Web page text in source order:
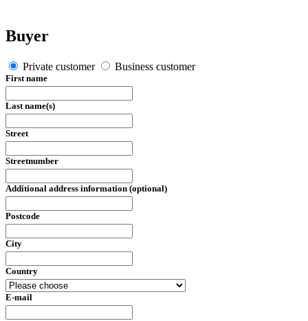
Buyer
Private customer Business customer
First name
Last name(s)
Street
Streetnumber
Additional address information (optional)
Postcode
City
Country
E-mail